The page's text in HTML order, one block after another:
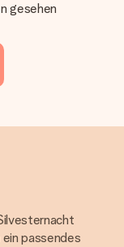
gesehen
passendes